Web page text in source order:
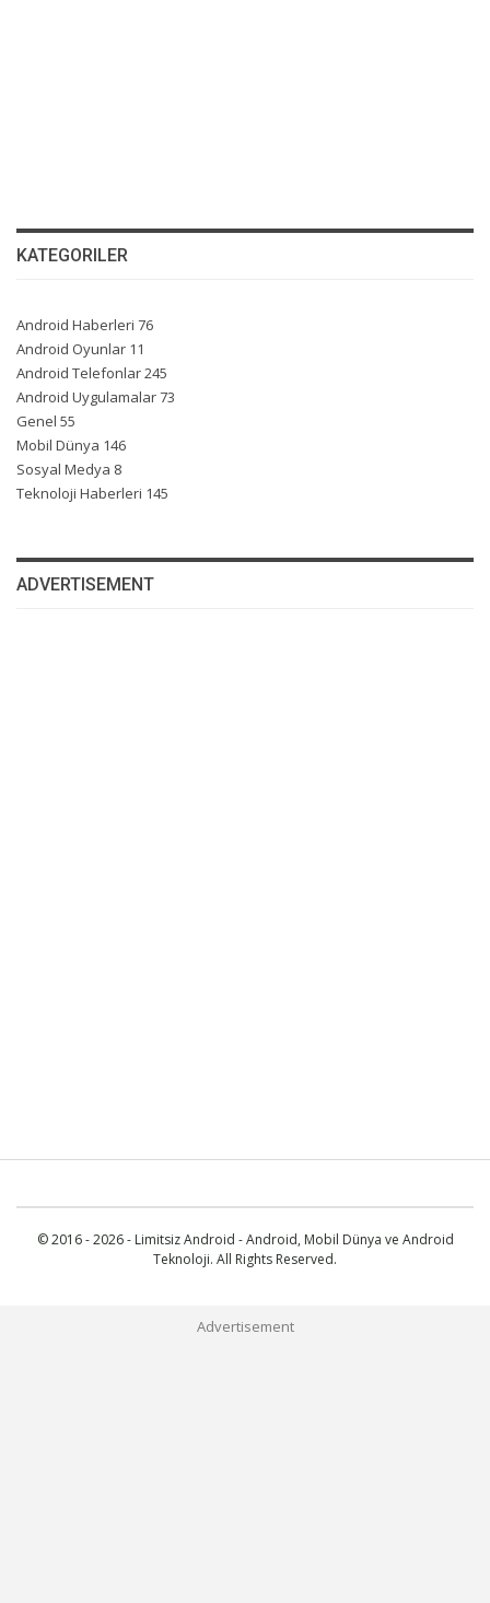
KATEGORILER
Android Haberleri 76
Android Oyunlar 11
Android Telefonlar245
Android Uygulamalar73
Genel 55
Mobil Dünya 146
Sosyal Medya 8
Teknoloji Haberleri 145
ADVERTISEMENT
© 2016 - 2026 - Limitsiz Android - Android, Mobil Dünya ve Android
Teknoloji. All Rights Reserved.
Advertisement